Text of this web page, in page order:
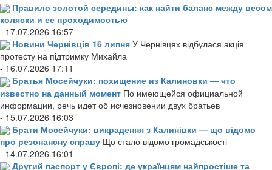
Правило золотой середины: как найти баланс между весом
коляски и ее проходимостью
- 17.07.2026 16:57
Новини Чернівців 16 липня У Чернівцях відбулася акція
протесту на підтримку Михайла
- 16.07.2026 17:11
Братья Мосейчуки: похищение из Калиновки — что
известно на данный момент По имеющейся официальной
информации, речь идет об исчезновении двух братьев
- 15.07.2026 16:03
Брати Мосейчуки: викрадення з Калинівки — що відомо
про резонансну справу Що стало відомо громадськості
- 14.07.2026 16:01
Другий паспорт у Європі: де українцям найпростіше та